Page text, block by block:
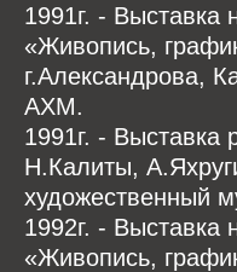
1991г. - Выставка
«Живопись,
г.Александрова,
АХМ.
1991г. - Выставка
Н.Калиты,
художественный
1992г. - Выставка
«Живопись,